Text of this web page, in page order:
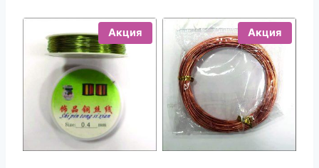
Акция Акция